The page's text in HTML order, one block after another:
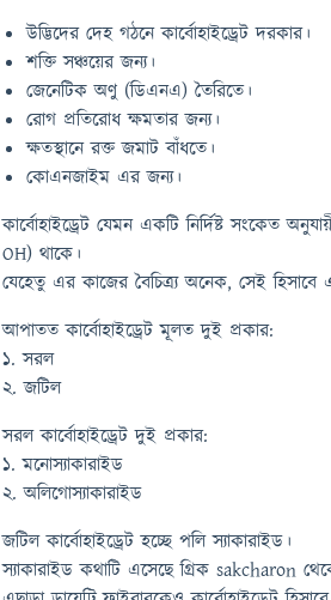
উদ্ভিদের দেহ গঠনে কার্বোহাইড্রেট দরকার।
শক্তি সঞ্চয়ের জন্য।
জেনেটিক অণু (ডিএনএ) তৈরিতে।
রোগ প্রতিরোধ ক্ষমতার জন্য।
ক্ষতস্থানে রক্ত জমাট বাঁধতে।
কোএনজাইম এর জন্য।
কার্বোহাইড্রেট যেমন একটি নির্দিষ্ট সংকেত
OH) থাকে।
যেহেতু এর কাজের বৈচিত্র্য অনেক, সেই হিসাবে
আপাতত কার্বোহাইড্রেট মূলত দুই প্রকার:
১. সরল
২. জটিল
সরল কার্বোহাইড্রেট দুই প্রকার:
১. মনোস্যাকারাইড
২. অলিগোস্যাকারাইড
জটিল কার্বোহাইড্রেট হচ্ছে পলি স্যাকারাইড।
স্যাকারাইড কথাটি এসেছে গ্রিক sakcharon